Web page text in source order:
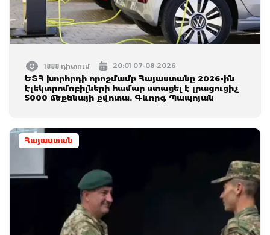
1888 դիտում 20:01 07-08-2026
ԵՏՀ խորհրդի որոշմամբ Հայաստանը 2026-ին
էլեկտրոմոբիլների համար ստացել է լրացուցիչ
5000 մեքենայի քվոտա. Գևորգ Պապոյան
Հայաստան